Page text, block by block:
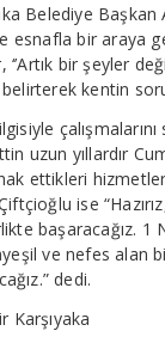
Belediye Başkan
esnafla bir araya
‘’Artık bir şeyler
kentin
uzun yıllardır
ettikleri
ise
başaracağız.
ve nefes alan
dedi.
Karşıyaka